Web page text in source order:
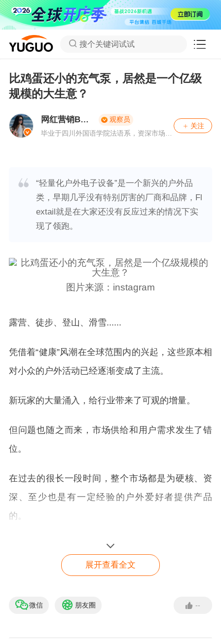
搜个关键词试试
比鸡蛋还小的充气泵，居然是一个亿级
规模的大生意？
网红营销Bell
a
观察员
毕业于四川外国语学院法语系，资深市场运
⾥巴巴、Shein、百度等。
关注
“轻量化户外电子设备”是一个新兴的户外品
类，早期几乎没有特别厉害的厂商和品牌，Fl
extail就是在大家还没有反应过来的情况下实
现了领跑。
图片来源：instagram
露营、徒步、登山、滑雪......
凭借着“健康”风潮在全球范围内的兴起，这些原本相
对小众的户外活动已经逐渐变成了主流。
新玩家的大量涌入，给行业带来了可观的增量。
但问题也随之而来，市场供给和用户需求发生了错
位。
在过去的很长一段时间，整个市场都是为硬核、资
深、至少也是有一定经验的户外爱好者提供产品
的。
对于新入门的用户而言，他们只是想体验户外活动
的乐趣，并不是真的要“挑战自我”，因此很难找到合
正是因为看到了这一点，一个中国的DTC品牌Flext
想做独立站不知道从何开
点击查看
展开查看全文
微信 朋友圈 --